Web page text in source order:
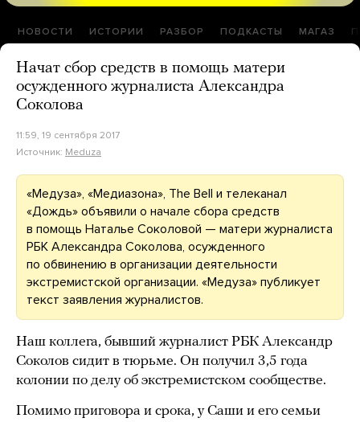
НОВОСТИ ИСТОРИИ РАЗБОР ПОДКАСТЫ МАГАЗ
Начат сбор средств в помощь матери
осужденного журналиста Александра
Соколова
11:59, 19 сентября 2017
Источник: Meduza
«Медуза», «Медиазона», The Bell и телеканал
«Дождь» объявили о начале сбора средств
в помощь Наталье Соколовой — матери журналиста
РБК Александра Соколова, осужденного
по обвинению в организации деятельности
экстремистской организации. «Медуза» публикует
текст заявления журналистов.
Наш коллега, бывший журналист РБК Александр
Соколов сидит в тюрьме. Он получил 3,5 года
колонии по делу об экстремистском сообществе.
Помимо приговора и срока, у Саши и его семьи